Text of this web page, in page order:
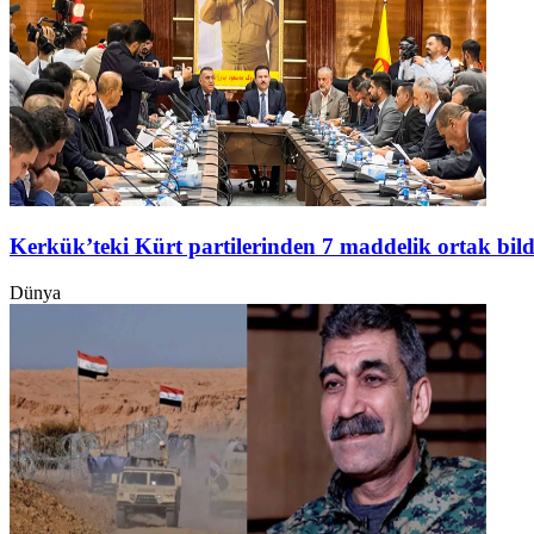
Kerkük’teki Kürt partilerinden 7 maddelik ortak
Dünya